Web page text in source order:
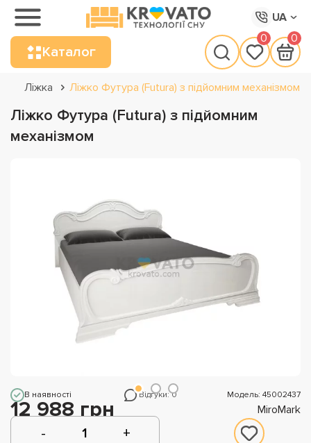
UA
Каталог
0 0
Ліжка Ліжко Футура (Futura) з підйомним механізмом
Ліжко Футура (Futura) з підйомним
механізмом
В наявності Відгуки: 0 Модель: 45002437
12 988 грн MiroMark